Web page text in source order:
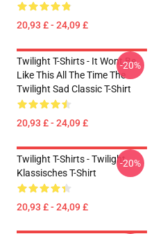
20,93 £ - 24,09 £
Twilight T-Shirts - It Wont Be
Like This All The Time The
Twilight Sad Classic T-Shirt
20,93 £ - 24,09 £
-20%
Twilight T-Shirts - Twilight
Klassisches T-Shirt
20,93 £ - 24,09 £
-20%